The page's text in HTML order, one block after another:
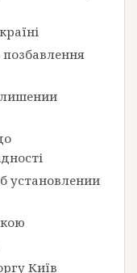
лишении
установлении
Київ